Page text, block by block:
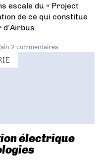
escale du « Project
de ce qui constitue
2 commentaires
électrique